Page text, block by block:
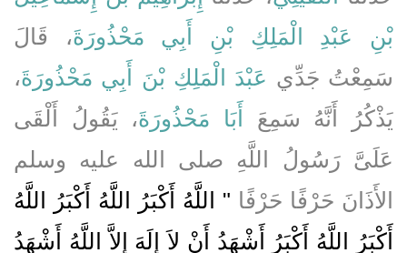
بْنِ عَبْدِ الْمَلِكِ بْنِ أَبِي مَحْذُورَةَ، قَالَ
سَمِعْتُ جَدِّي عَبْدَ الْمَلِكِ بْنَ أَبِي مَحْذُورَةَ،
يَذْكُرُ أَنَّهُ سَمِعَ
أَبَا مَحْذُورَةَ، يَقُولُ أَلْقَى
عَلَىَّ رَسُولُ اللَّهِ صلى الله عليه وسلم
الأَذَانَ حَرْفًا حَرْفًا ‏"‏ اللَّهُ أَكْبَرُ اللَّهُ أَكْبَرُ اللَّهُ
أَكْبَرُ اللَّهُ أَكْبَرُ أَشْهَدُ أَنْ لاَ إِلَهَ إِلاَّ اللَّهُ أَشْهَدُ